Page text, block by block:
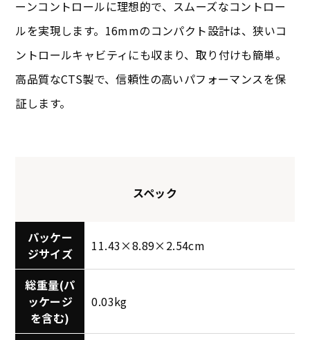
ーンコントロールに理想的で、スムーズなコントロー
ルを実現します。16mmのコンパクト設計は、狭いコ
ントロールキャビティにも収まり、取り付けも簡単。
高品質なCTS製で、信頼性の高いパフォーマンスを保
証します。
スペック
パッケー
ジサイズ
11.43×8.89×2.54cm
総重量(パ
ッケージ
を含む)
0.03kg